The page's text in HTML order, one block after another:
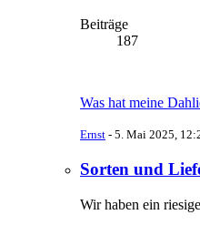
Beiträge
187
Was hat meine
Ernst - 5. Mai 2025,
Sorten und
Wir haben ein